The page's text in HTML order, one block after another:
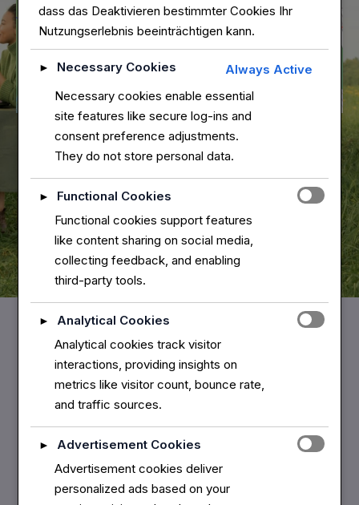
Home
Über Anne Simon
Das Team
Kontakt
dass das Deaktivieren bestimmter Cookies Ihr
Nutzungserlebnis beeinträchtigen kann.
► Necessary Cookies
Always Active
Necessary cookies enable essential
site features like secure log-ins and
consent preference adjustments.
They do not store personal data.
►
Functional Cookies
Functional cookies support features
like content sharing on social media,
collecting feedback, and enabling
third-party tools.
►
Analytical Cookies
Analytical cookies track visitor
interactions, providing insights on
metrics like visitor count, bounce rate,
and traffic sources.
►
Advertisement Cookies
Advertisement cookies deliver
personalized ads based on your